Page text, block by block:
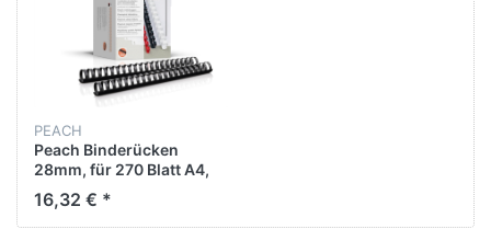
PEACH
Peach Binderücken
28mm, für 270 Blatt A4,
schwarz, 50 Stück,
PB428-02
16,32 € *